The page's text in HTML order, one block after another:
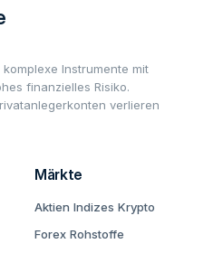
komplexe Instrumente mit
finanzielles Risiko.
verlieren
Märkte
Aktien Indizes Krypto
Forex Rohstoffe